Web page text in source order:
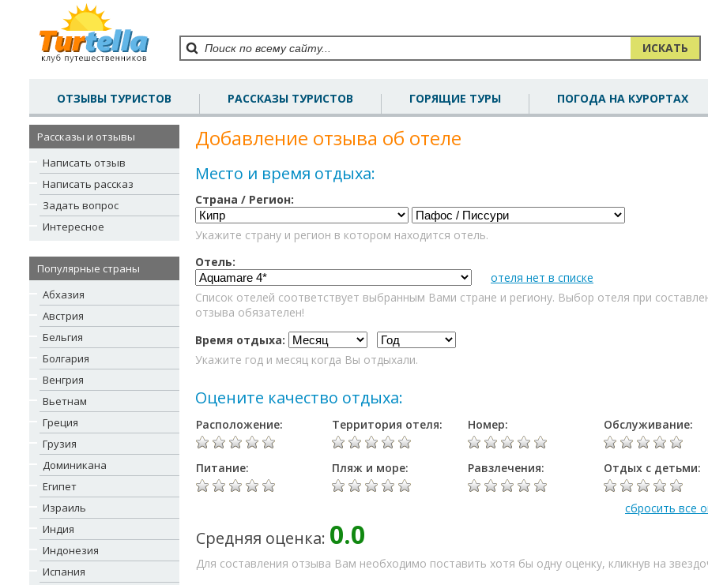
ИСКАТЬ
ОТЗЫВЫ ТУРИСТОВ РАССКАЗЫ ТУРИСТОВ ГОРЯЩИЕ ТУРЫ ПОГОДА НА КУРОРТАХ
Рассказы и отзывы
Написать отзыв
Написать рассказ
Задать вопрос
Интересное
Популярные страны
Абхазия
Австрия
Бельгия
Болгария
Венгрия
Вьетнам
Греция
Грузия
Доминикана
Египет
Израиль
Индия
Индонезия
Испания
Добавление отзыва об отеле
Место и время отдыха:
Страна / Регион:
Укажите страну и регион в котором находится отель.
Отель:
отеля нет в списке
Список отелей соответствует выбранным Вами стране и региону. Выбор отеля при
отзыва обязателен!
Время отдыха:
Укажите год и месяц когда Вы отдыхали.
Оцените качество отдыха:
Расположение: Территория отеля: Номер: Обслуживание:
Питание: Пляж и море: Равзлечения: Отдых с детьми:
сбросить все
Средняя оценка: 0.0
Для составления отзыва Вам необходимо поставить хотя бы одну оценку, кликнув на